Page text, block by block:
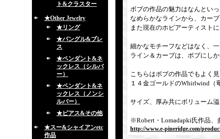
ト&クラスター
★Other Jewelry
★リング
★バングル&ブレ
ス
★ペンダント&ネ
ックレス（シルバ
ー）
★ペンダント&ネ
ックレス（ノンシ
ルバー）
★ピアス&その他
★スー&シャイアンetc
作品
ボブの作品の魅力はなんとい
なめらかなラインから、カー
また現在のホピアーティスト
細かなモチーフなどはなく、
ライン＆カーブは、ボブにし
こちらはボブの作品でもよく
１４金ゴールドのWhirlwind（
サイズ、厚み共にボリューム
※Robert・Lomadapki氏作品
http://www.e-pineridge.com/